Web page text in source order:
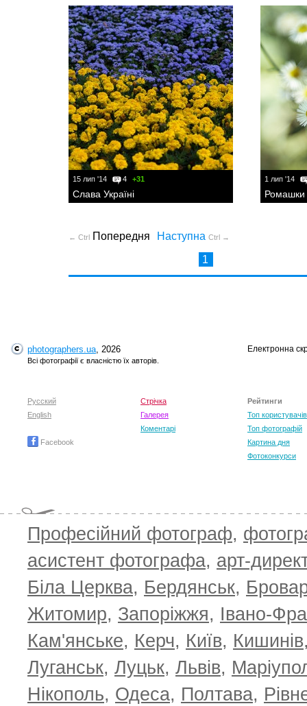
15 лип '14 4 +31
Слава Україні
1 лип '14
Ромашки
← Ctrl Попередня Наступна Ctrl →
1
photographers.ua, 2026
Всі фотографії є власністю їх авторів.
Електронна
Русский
English
Facebook
Стрічка
Галерея
Коментарі
Рейтинги
Топ користувачів
Топ фотографій
Картина дня
Фотоконкурси
Професійний фотограф,
асистент фотографа, арт-
Біла Церква, Бердянськ,
Житомир, Запоріжжя, Івано-
Кам'янське, Керч, Київ, Кишинів
Луганськ, Луцьк, Львів,
Нікополь, Одеса, Полтава,